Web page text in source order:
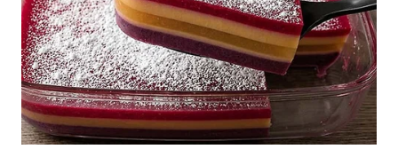
KARO
WN
SIMALUNGUN
WN
LABUHANBATU